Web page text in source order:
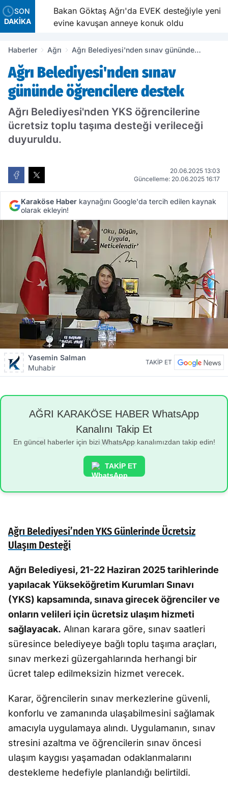
SON
DAKİKA
Bakan Göktaş Ağrı'da EVEK desteğiyle yeni
evine kavuşan anneye konuk oldu
Haberler Ağrı
Ağrı Belediyesi'nden sınav gününde
Ağrı Belediyesi'nden sınav
gününde öğrencilere destek
Ağrı Belediyesi'nden YKS öğrencilerine
ücretsiz toplu taşıma desteği verileceği
duyuruldu.
20.06.2025 13:03
Güncelleme: 20.06.2025 16:17
Karaköse Haber kaynağını Google'da tercih edilen kaynak
olarak ekleyin!
Yasemin Salman
Muhabir
TAKİP ET
AĞRI KARAKÖSE HABER WhatsApp
Kanalını Takip Et
En güncel haberler için bizi WhatsApp kanalımızdan takip edin!
TAKİP ET
Ağrı Belediyesi’nden YKS Günlerinde Ücretsiz
Ulaşım Desteği
Ağrı Belediyesi, 21-22 Haziran 2025 tarihlerinde
yapılacak Yükseköğretim Kurumları Sınavı
(YKS) kapsamında, sınava girecek öğrenciler ve
onların velileri için ücretsiz ulaşım hizmeti
sağlayacak. Alınan karara göre, sınav saatleri
süresince belediyeye bağlı toplu taşıma araçları,
sınav merkezi güzergahlarında herhangi bir
ücret talep edilmeksizin hizmet verecek.
Karar, öğrencilerin sınav merkezlerine güvenli,
konforlu ve zamanında ulaşabilmesini sağlamak
amacıyla uygulamaya alındı. Uygulamanın, sınav
stresini azaltma ve öğrencilerin sınav öncesi
ulaşım kaygısı yaşamadan odaklanmalarını
destekleme hedefiyle planlandığı belirtildi.